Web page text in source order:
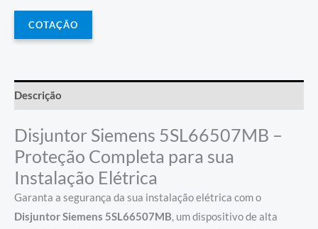
COTAÇÃO
Descrição
Disjuntor Siemens 5SL66507MB –
Proteção Completa para sua
Instalação Elétrica
Garanta a segurança da sua instalação elétrica com o
Disjuntor Siemens 5SL66507MB, um dispositivo de alta